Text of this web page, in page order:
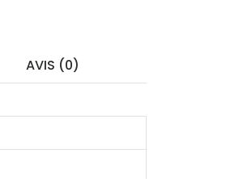
AVIS (0)